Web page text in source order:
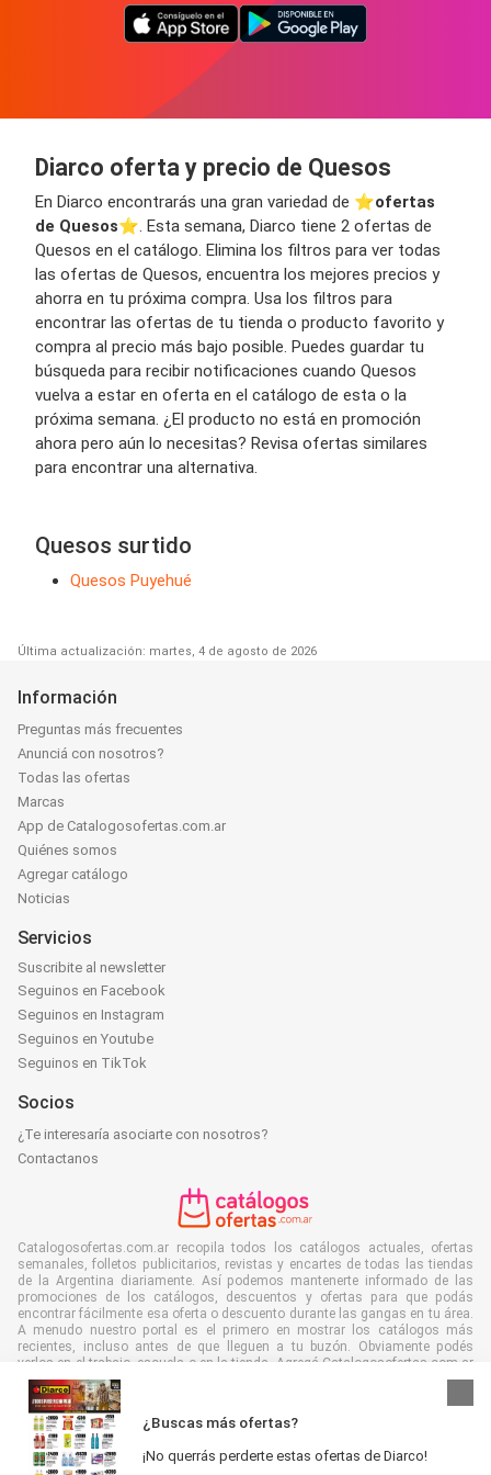
Diarco oferta y precio de Quesos
En Diarco encontrarás una gran variedad de ⭐️ofertas
de Quesos⭐️. Esta semana, Diarco tiene 2 ofertas de
Quesos en el catálogo. Elimina los filtros para ver todas
las ofertas de Quesos, encuentra los mejores precios y
ahorra en tu próxima compra. Usa los filtros para
encontrar las ofertas de tu tienda o producto favorito y
compra al precio más bajo posible. Puedes guardar tu
búsqueda para recibir notificaciones cuando Quesos
vuelva a estar en oferta en el catálogo de esta o la
próxima semana. ¿El producto no está en promoción
ahora pero aún lo necesitas? Revisa ofertas similares
para encontrar una alternativa.
Quesos surtido
Quesos Puyehué
Última actualización: martes, 4 de agosto de 2026
¿Buscas más ofertas?
¡No querrás perderte estas ofertas de Diarco!
Información
Preguntas más frecuentes
Anunciá con nosotros?
Todas las ofertas
Marcas
App de Catalogosofertas.com.ar
Quiénes somos
Agregar catálogo
Noticias
Servicios
Suscribite al newsletter
Seguinos en Facebook
Seguinos en Instagram
Seguinos en Youtube
Seguinos en TikTok
Socios
¿Te interesaría asociarte con nosotros?
Contactanos
Catalogosofertas.com.ar recopila todos los catálogos actuales, ofertas
semanales, folletos publicitarios, revistas y encartes de todas las tiendas
de la Argentina diariamente. Así podemos mantenerte informado de las
promociones de los catálogos, descuentos y ofertas para que podás
encontrar fácilmente esa oferta o descuento durante las gangas en tu área.
A menudo nuestro portal es el primero en mostrar los catálogos más
recientes, incluso antes de que lleguen a tu buzón. Obviamente podés
verlos en el trabajo, escuela o en la tienda. Agregá Catalogosofertas.com.ar
a tus favoritos y ahorrá muchísimo tiempo y dinero. Además, al leer folletos
digitales contribuís a reducir el desperdicio de papel, lo cual es bueno para
el ambiente.